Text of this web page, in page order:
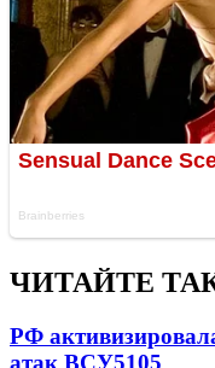
ЧИТАЙТЕ
РФ
атак ВСУ5105